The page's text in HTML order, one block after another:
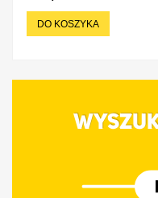
DO KOSZYKA